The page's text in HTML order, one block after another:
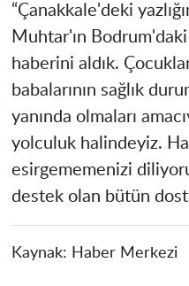
“Çanakkale'deki
Muhtar'ın Bodrum'daki
haberini aldık.
babalarının sağlık
yanında olmaları
yolculuk halindeyiz.
esirgememenizi
destek olan bütün
Kaynak: Haber Merkezi